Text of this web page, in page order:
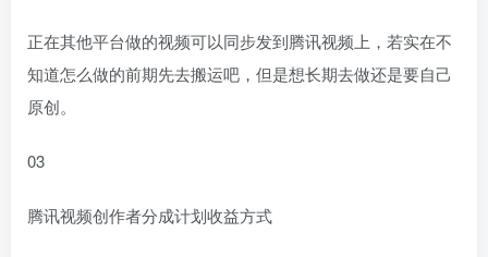
正在其他平台做的视频可以同步发到腾讯视频上，若实在不
知道怎么做的前期先去搬运吧，但是想长期去做还是要自己
原创。
03
腾讯视频创作者分成计划收益方式